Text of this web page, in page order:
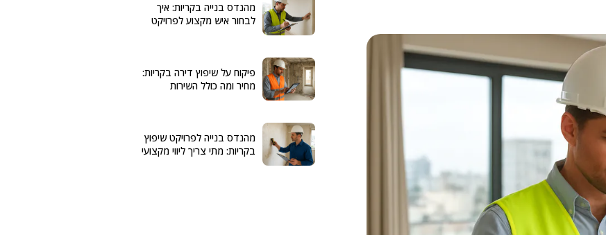
מהנדס בנייה בקריות: איך
לבחור איש מקצוע לפרויקט
פיקוח על שיפוץ דירה בקריות:
מחיר ומה כולל השירות
מהנדס בנייה לפרויקט שיפוץ
בקריות: מתי צריך ליווי מקצועי